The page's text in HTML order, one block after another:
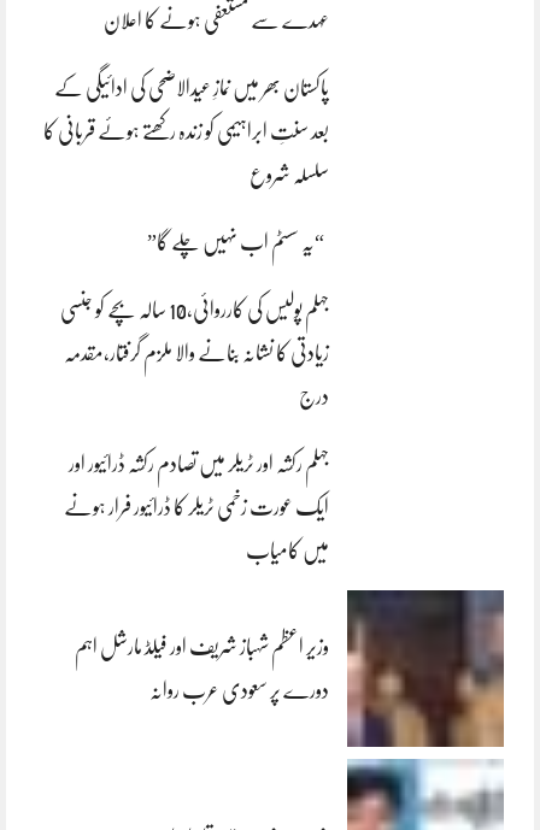
عہدے سے مستعفی ہونے کا اعلان
پاکستان بھر میں نمازِ عیدالاضحی کی ادائیگی کے
بعد سنتِ ابراہیمی کو زندہ رکھتے ہوئے قربانی کا
سلسلہ شروع
“یہ سسٹم اب نہیں چلے گا”
جہلم پولیس کی کارروائی،10 سالہ بچے کو جنسی
زیادتی کا نشانہ بنانے والا ملزم گرفتار،مقدمہ
درج
جہلم رکشہ اور ٹریلر میں تصادم رکشہ ڈرائیور اور
ایک عورت زخمی ٹریلر کا ڈرائیور فرار ہونے
میں کامیاب
وزیر اعظم شہباز شریف اور فیلڈ مارشل اہم
دورے پر سعودی عرب روانہ